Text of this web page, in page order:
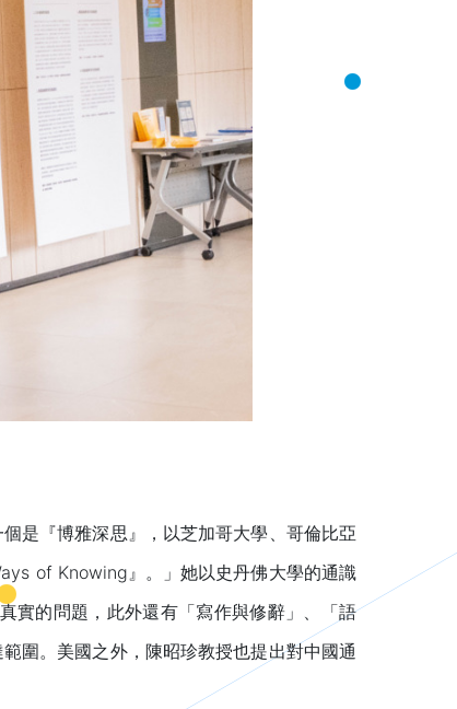
是『博雅深思』，以芝加哥大學、哥倫比亞
of Knowing』。」她以史丹佛大學的通識
實的問題，此外還有「寫作與修辭」、「語
圍。美國之外，陳昭珍教授也提出對中國通